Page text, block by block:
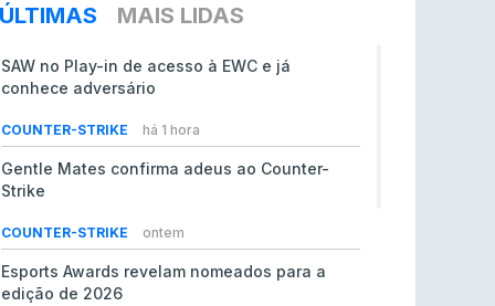
ÚLTIMAS MAIS LIDAS
SAW no Play-in de acesso à EWC e já
conhece adversário
COUNTER-STRIKE há 1 hora
Gentle Mates confirma adeus ao Counter-
Strike
COUNTER-STRIKE ontem
Esports Awards revelam nomeados para a
edição de 2026